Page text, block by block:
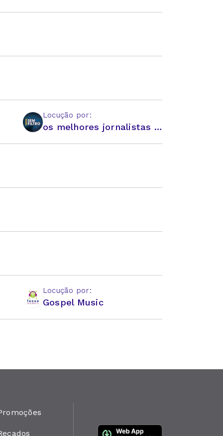
Locução por:
os melhores jornalistas e comentaristas do Brasil!
Locução por:
Gospel Music